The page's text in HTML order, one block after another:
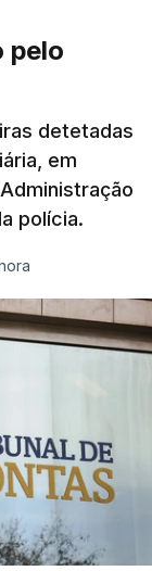
pelo
detetadas
em
polícia.